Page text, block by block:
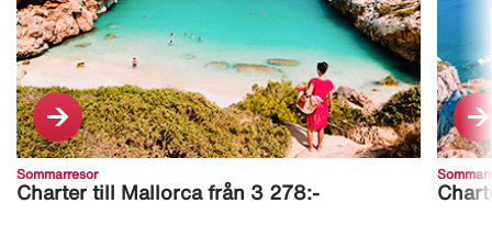
Sommarresor
Charter till Mallorca från 3 278:-